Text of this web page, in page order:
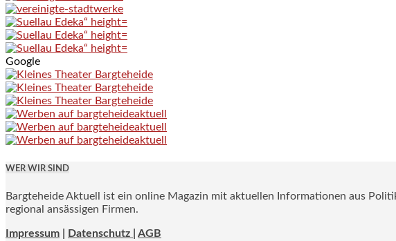
Google
WER WIR SIND
Bargteheide Aktuell ist ein online Magazin mit aktuellen Informationen aus
regional ansässigen Firmen.
Impressum Datenschutz | AGB